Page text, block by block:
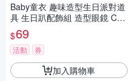
Baby童衣 趣味造型生日派對道
具 生日趴配飾組 造型眼鏡 C89
0942
$69
活動 券
加入購物車